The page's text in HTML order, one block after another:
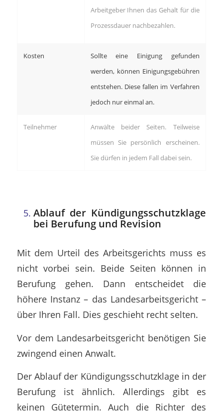
Arbeitgeber Ihnen das Gehalt für die
Prozessdauer nachbezahlen.
Kosten
Sollte eine Einigung gefunden
werden, können Einigungsgebühren
entstehen. Diese fallen im Verfahren
jedoch nur einmal an.
Teilnehmer
Anwälte beider Seiten. Teilweise
müssen Sie persönlich erscheinen.
Sie dürfen in jedem Fall dabei sein.
Ablauf der Kündigungsschutzklage
bei Berufung und Revision
Mit dem Urteil des Arbeitsgerichts muss es
nicht vorbei sein. Beide Seiten können in
Berufung gehen. Dann entscheidet die
höhere Instanz – das Landesarbeitsgericht –
über Ihren Fall. Dies geschieht recht selten.
Vor dem Landesarbeitsgericht benötigen Sie
zwingend einen Anwalt.
Der Ablauf der Kündigungsschutzklage in der
Berufung ist ähnlich. Allerdings gibt es
keinen Gütetermin. Auch die Richter des